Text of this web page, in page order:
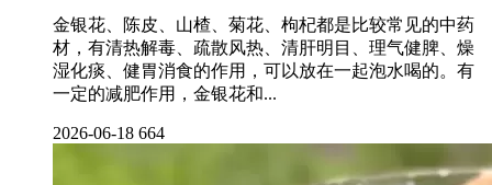
金银花、陈皮、山楂、菊花、枸杞都是比较常见的中药
材，有清热解毒、疏散风热、清肝明目、理气健脾、燥
湿化痰、健胃消食的作用，可以放在一起泡水喝的。有
一定的减肥作用，金银花和...
2026-06-18 664